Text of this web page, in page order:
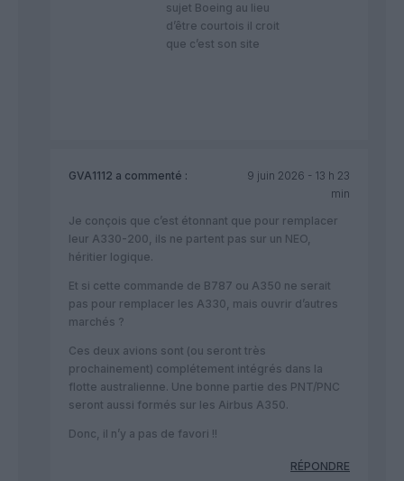
sujet Boeing au lieu
d’être courtois il croit
que c’est son site
GVA1112 a commenté :
9 juin 2026 - 13 h 23
min
Je conçois que c’est étonnant que pour remplacer
leur A330-200, ils ne partent pas sur un NEO,
héritier logique.
Et si cette commande de B787 ou A350 ne serait
pas pour remplacer les A330, mais ouvrir d’autres
marchés ?
Ces deux avions sont (ou seront très
prochainement) complétement intégrés dans la
flotte australienne. Une bonne partie des PNT/PNC
seront aussi formés sur les Airbus A350.
Donc, il n’y a pas de favori !!
RÉPONDRE